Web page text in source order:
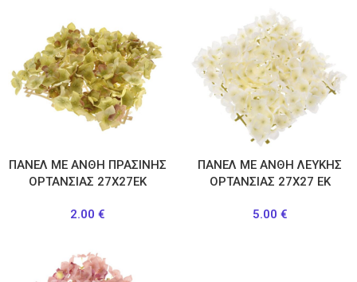
ΠΑΝΕΛ ΜΕ ΑΝΘΗ ΠΡΑΣΙΝΗΣ
ΟΡΤΑΝΣΙΑΣ 27Χ27ΕΚ
2.00 €
ΠΑΝΕΛ ΜΕ ΑΝΘΗ ΛΕΥΚΗΣ
ΟΡΤΑΝΣΙΑΣ 27Χ27 ΕΚ
5.00 €